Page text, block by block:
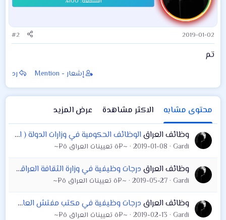
2019-01-02
#2
تم
إشعار - Mention رد
محتوى مشابه الاكثر مشاهدة
عرض المزيد
وظائف العراقالوظائف الحكومية في وزارات الدولة ( اضغط على الروابط ) مديرية تربية البصرة بابل. المركز المالي المحاسبي دائرة صحة كركوك . محافظة كركوك . زراعة كربلاء
Gardi
2019-01-08 ~¤ô تعيينات العراق ô¤~
وظائف العراق درجات وظيفية في وزارة الثقافة العراقية باختصاصات متنوعة
Gardi
2019-05-27 ~¤ô تعيينات العراق ô¤~
وظائف العراق درجات وظيفية في مكتب مفتش العام وزارة الاتصالات
Gardi
2019-02-13 ~¤ô تعيينات العراق ô¤~